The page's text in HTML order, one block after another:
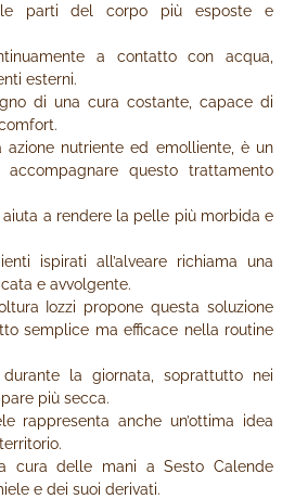
parti del corpo più esposte e
a contatto con acqua,
esterni.
di una cura costante, capace di
azione nutriente ed emolliente, è un
questo trattamento
aiuta a rendere la pelle più morbida e
ispirati all’alveare richiama una
e avvolgente.
Iozzi propone questa soluzione
semplice ma efficace nella routine
la giornata, soprattutto nei
più secca.
rappresenta anche un’ottima idea
cura delle mani a Sesto Calende
e dei suoi derivati.